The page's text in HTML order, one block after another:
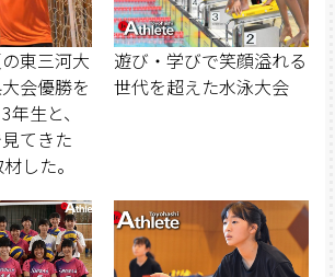
東三河大
会優勝を
生と、
てきた
した。
遊び・学びで笑顔溢れる
世代を超えた水泳大会